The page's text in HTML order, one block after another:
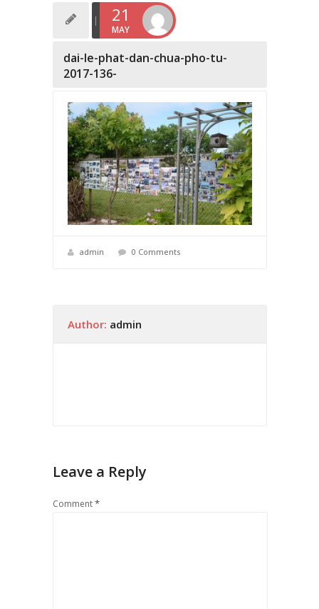
21
MAY
dai-le-phat-dan-chua-pho-tu-
2017-136-
admin 0 Comments
Author: admin
Leave a Reply
Comment*